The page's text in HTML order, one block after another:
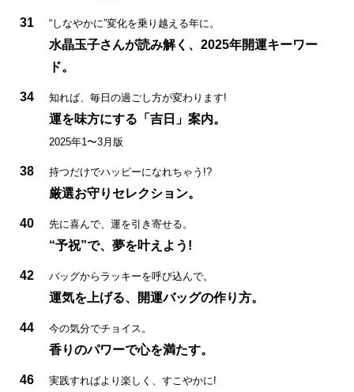
31 “しなやかに”変化を乗り越える年に。
水晶玉子さんが読み解く、2025年開運キーワー
ド。
34 知れば、毎日の過ごし方が変わります!
運を味方にする「吉日」案内。
2025年1〜3月版
38 持つだけでハッピーになれちゃう!?
厳選お守りセレクション。
40 先に喜んで、運を引き寄せる。
“予祝”で、夢を叶えよう!
42 バッグからラッキーを呼び込んで。
運気を上げる、開運バッグの作り方。
44 今の気分でチョイス。
香りのパワーで心を満たす。
46 実践すればより楽しく、すこやかに!